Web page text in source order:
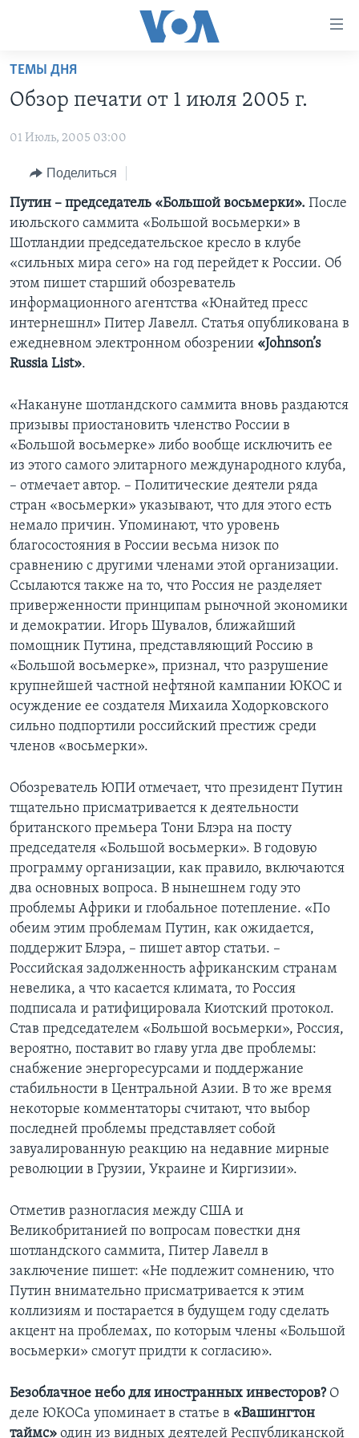
Перейти
основной
Перейти
навигации
Перейти
поиск
ГЛАВНОЕ
ПРОГРАММЫ
АМЕРИКА
НОВОСТИ ЗА МИНУТУ
ИТОГИ
ПОЧЕМУ ЭТО ВАЖНО?
ДИСКУССИЯ VOA
ДЕТАЛИ
НЬЮ-ЙОРК NEW YORK
АМЕРИКА. БОЛЬШОЕ ПУТЕШЕСТВИЕ
ПРОЕКТЫ
УЧИМ АНГЛИЙСКИЙ
НАША АМЕРИКАНСКАЯ ИСТОРИЯ
А КАК В АМЕРИКЕ?
АРТЕФАКТЫ
АМЕРИКАНСКИЕ ГОРОДКИ
ЭКСПЕРТИЗА
ИНТЕРВЬЮ
ФАКТЫ ПРОТИВ ФЕЙКОВ
ЗА СВОБОДУ ПРЕССЫ
УЧИМ АНГЛИЙСКИЙ
ВИДЕО
ПОДПИСКА НА НОВОСТИ
СОЦИАЛЬНЫЕ СЕТИ
Языки
ТЕМЫ ДНЯ
Обзор печати от 1 июля 2005 г.
01 Июль, 2005 03:00
Поделиться
Путин – председатель «Большой восьмерки». После
июльского саммита «Большой восьмерки» в
Шотландии председательское кресло в клубе
«сильных мира сего» на год перейдет к России. Об
этом пишет старший обозреватель
информационного агентства «Юнайтед пресс
интернешнл» Питер Лавелл. Статья опубликована в
ежедневном электронном обозрении «Johnson’s
Russia List».
«Накануне шотландского саммита вновь раздаются
призывы приостановить членство России в
«Большой восьмерке» либо вообще исключить ее
из этого самого элитарного международного клуба,
– отмечает автор. – Политические деятели ряда
стран «восьмерки» указывают, что для этого есть
немало причин. Упоминают, что уровень
благосостояния в России весьма низок по
сравнению с другими членами этой организации.
Ссылаются также на то, что Россия не разделяет
приверженности принципам рыночной экономики
и демократии. Игорь Шувалов, ближайший
помощник Путина, представляющий Россию в
«Большой восьмерке», признал, что разрушение
крупнейшей частной нефтяной кампании ЮКОС и
осуждение ее создателя Михаила Ходорковского
сильно подпортили российский престиж среди
членов «восьмерки».
Обозреватель ЮПИ отмечает, что президент Путин
тщательно присматривается к деятельности
британского премьера Тони Блэра на посту
председателя «Большой восьмерки». В годовую
программу организации, как правило, включаются
два основных вопроса. В нынешнем году это
проблемы Африки и глобальное потепление. «По
обеим этим проблемам Путин, как ожидается,
поддержит Блэра, – пишет автор статьи. –
Российская задолженность африканским странам
невелика, а что касается климата, то Россия
подписала и ратифицировала Киотский протокол.
Став председателем «Большой восьмерки», Россия,
вероятно, поставит во главу угла две проблемы:
снабжение энергоресурсами и поддержание
стабильности в Центральной Азии. В то же время
некоторые комментаторы считают, что выбор
последней проблемы представляет собой
завуалированную реакцию на недавние мирные
революции в Грузии, Украине и Киргизии».
Отметив разногласия между США и
Великобританией по вопросам повестки дня
шотландского саммита, Питер Лавелл в
заключение пишет: «Не подлежит сомнению, что
Путин внимательно присматривается к этим
коллизиям и постарается в будущем году сделать
акцент на проблемах, по которым члены «Большой
восьмерки» смогут придти к согласию».
Безоблачное небо для иностранных инвесторов?О
деле ЮКОСа упоминает в статье в «Вашингтон
таймс» один из видных деятелей Республиканской